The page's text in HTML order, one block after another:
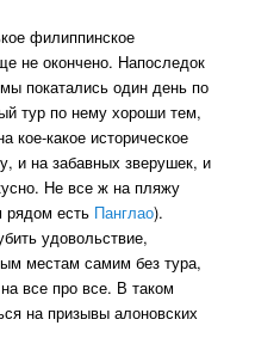
филиппинское
не окончено. Напоследок
покатались один день по
тур по нему хороши тем,
кое-какое историческое
и на забавных зверушек, и
Не все ж на пляжу
рядом есть Панглао).
удовольствие,
местам самим без тура,
все про все. В таком
на призывы алоновских